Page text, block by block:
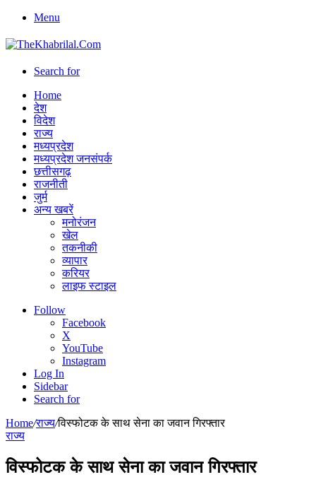
Menu
Search for
Home
देश
विदेश
राज्य
मध्यप्रदेश
मध्यप्रदेश जनसंपर्क
छत्तीसगढ़
राजनीती
जुर्म
अन्य खबरें
मनोरंजन
खेल
तकनीकी
व्यापार
करियर
लाइफ स्टाइल
Follow
Facebook
X
YouTube
Instagram
Log In
Sidebar
Search for
Home/राज्य/विस्फोटक के साथ सेना का जवान गिरफ्तार
राज्य
विस्फोटक के साथ सेना का जवान गिरफ्तार